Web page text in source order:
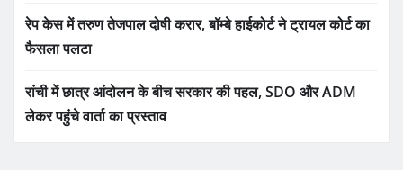
रेप केस में तरुण तेजपाल दोषी करार, बॉम्बे हाईकोर्ट ने ट्रायल कोर्ट का
फैसला पलटा
रांची में छात्र आंदोलन के बीच सरकार की पहल, SDO और ADM
लेकर पहुंचे वार्ता का प्रस्ताव